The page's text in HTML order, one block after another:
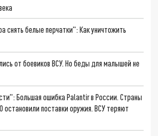
снять белые перчатки": Как уничтожить
от боевиков ВСУ. Но беды для малышей не
Большая ошибка Palantir в России. Страны
остановили поставки оружия. ВСУ теряют